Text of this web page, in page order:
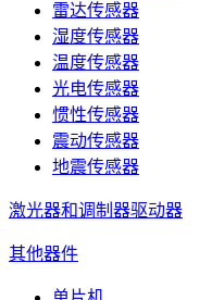
雷达传感器
湿度传感器
温度传感器
光电传感器
惯性传感器
震动传感器
地震传感器
激光器和调制器驱动器
其他器件